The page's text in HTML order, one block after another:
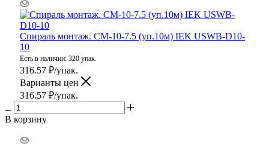
Спираль монтаж. СМ-10-7.5 (уп.10м) IEK USWB-D10-
10
Есть в наличии: 320 упак.
316.57 ₽/упак.
Варианты цен
316.57 ₽/упак.
В корзину